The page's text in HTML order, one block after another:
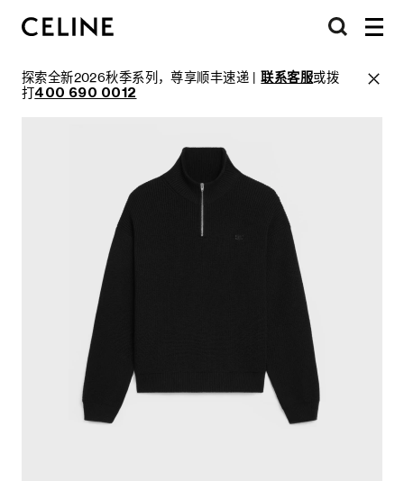
探索全新2026秋季系列，尊享顺丰速递 |联系客服或拨
打400 690 0012